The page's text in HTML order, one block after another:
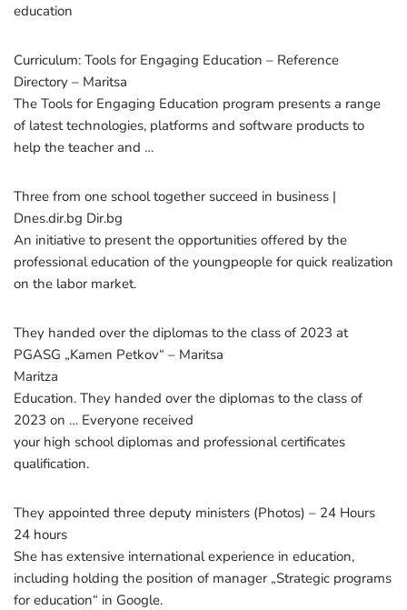
education
Curriculum: Tools for Engaging Education – Reference
Directory – Maritsa
The Tools for Engaging Education program presents a range
of latest technologies, platforms and software products to
help the teacher and …
Three from one school together succeed in business |
Dnes.dir.bg Dir.bg
An initiative to present the opportunities offered by the
professional education of the youngpeople for quick realization
on the labor market.
They handed over the diplomas to the class of 2023 at
PGASG „Kamen Petkov“ – Maritsa
Maritza
Education. They handed over the diplomas to the class of
2023 on … Everyone received
your high school diplomas and professional certificates
qualification.
They appointed three deputy ministers (Photos) – 24 Hours
24 hours
She has extensive international experience in education,
including holding the position of manager „Strategic programs
for education“ in Google.